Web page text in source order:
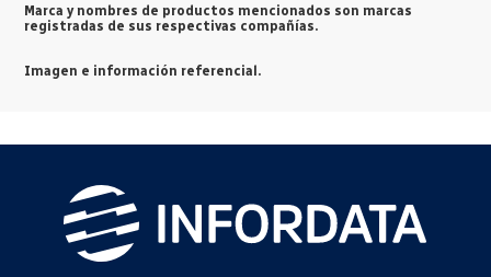
Marca y nombres de productos mencionados son marcas
registradas de sus respectivas compañías.
Imagen e información referencial.